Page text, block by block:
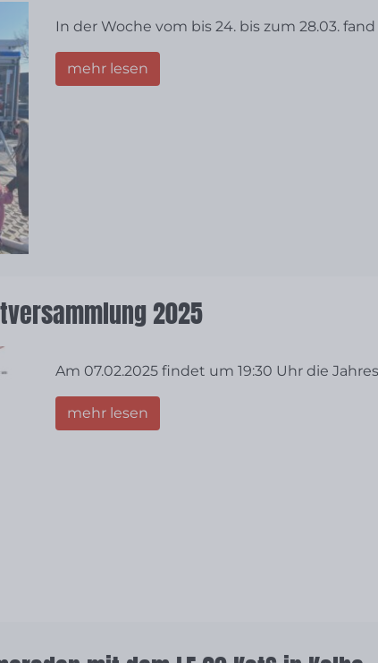
In der Woche vom bis 24. bis zum 28.03.
mehr lesen
2025
Am 07.02.2025 findet um 19:30 Uhr die
mehr lesen